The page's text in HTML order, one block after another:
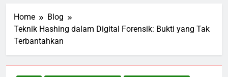
Home
Blog
Teknik Hashing dalam Digital Forensik: Bukti yang Tak
Terbantahkan